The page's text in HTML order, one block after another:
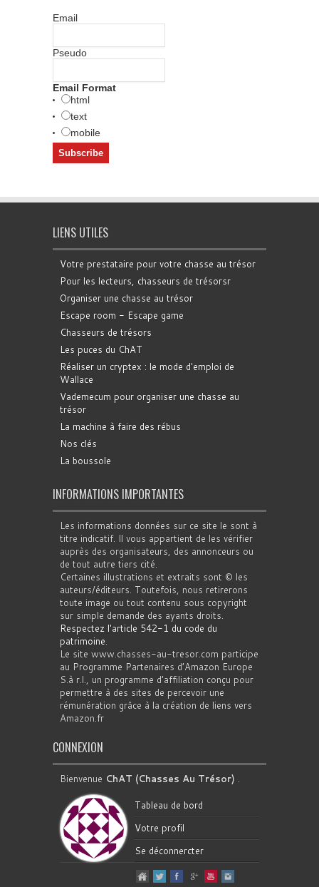
Email
Pseudo
Email Format
html
text
mobile
LIENS UTILES
Votre prestataire pour votre chasse au trésor
Pour les lecteurs, chasseurs de trésorsr
Organiser une chasse au trésor
Escape room - Escape game
Chasseurs de trésors
Les puces du ChAT
Réaliser un cryptex : le mode d'emploi de
Wallace
Vademecum pour organiser une chasse au
trésor
La machine à faire des rébus
Nos clés
La boussole
INFORMATIONS IMPORTANTES
Les informations données sur ce site le sont à
titre indicatif. Il vous appartient de les vérifier
auprès des organisateurs, des annonceurs ou
de tout autre tiers cité.
Certaines illustrations et extraits sont © les
auteurs/éditeurs. Toutefois, nous retirerons
toute image ou tout contenu sous copyright
sur simple demande des ayants droits.
Respectez l'article 542-1 du code du
patrimoine.
Le site www.chasses-au-tresor.com participe
au Programme Partenaires d’Amazon Europe
S.à r.l., un programme d’affiliation conçu pour
permettre à des sites de percevoir une
rémunération grâce à la création de liens vers
Amazon.fr
CONNEXION
Bienvenue ChAT (Chasses Au Trésor) .
Tableau de bord
Votre profil
Se déconnercter